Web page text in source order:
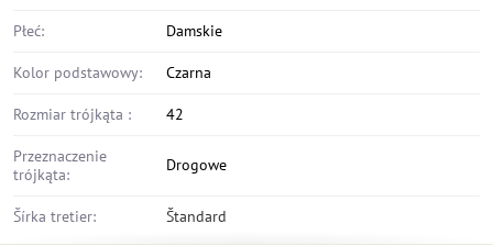
Płeć: Damskie
Kolor podstawowy: Czarna
Rozmiar trójkąta : 42
Przeznaczenie
trójkąta:
Drogowe
Šírka tretier: Štandard